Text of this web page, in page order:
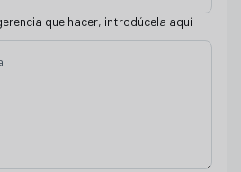
que hacer, introdúcela aquí